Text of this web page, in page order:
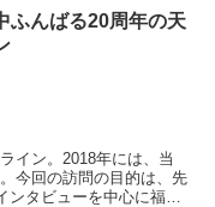
ふんばる20周年の天
イン。2018年には、当
今回の訪問の目的は、先
タビューを中心に福岡